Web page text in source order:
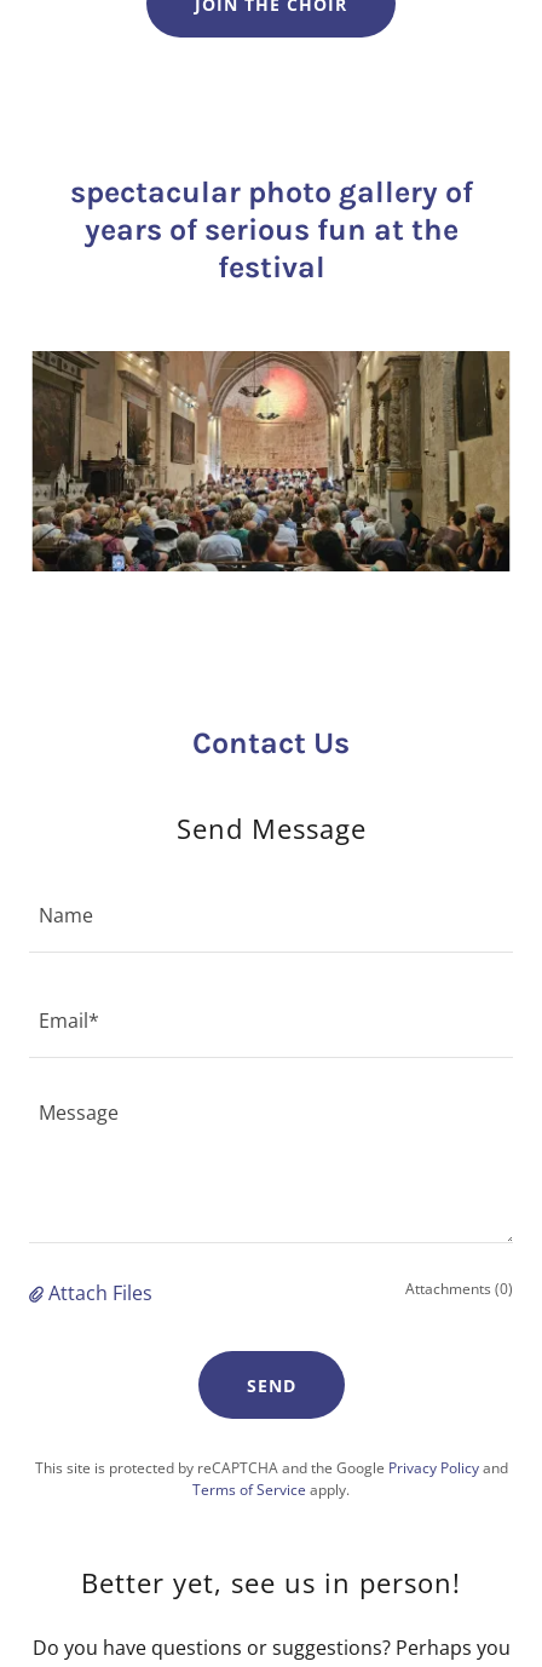
spectacular photo gallery of
years of serious fun at the
festival
Contact Us
Send Message
Name
Email*
Attach Files Attachments (0)
SEND
This site is protected by reCAPTCHA and the Google Privacy Policyand
Terms of Service apply.
Better yet, see us in person!
Do you have questions or suggestions? Perhaps you